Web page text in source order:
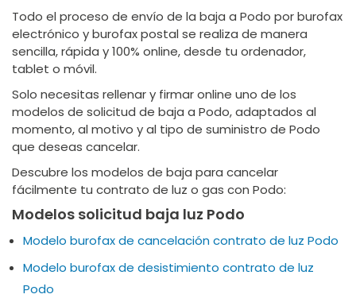
Todo el proceso de envío de la baja a Podo por burofax
electrónico y burofax postal se realiza de manera
sencilla, rápida y 100% online, desde tu ordenador,
tablet o móvil.
Solo necesitas rellenar y firmar online uno de los
modelos de solicitud de baja a Podo, adaptados al
momento, al motivo y al tipo de suministro de Podo
que deseas cancelar.
Descubre los modelos de baja para cancelar
fácilmente tu contrato de luz o gas con Podo:
Modelos solicitud baja luz Podo
Modelo burofax de cancelación contrato de luz Podo
Modelo burofax de desistimiento contrato de luz
Podo